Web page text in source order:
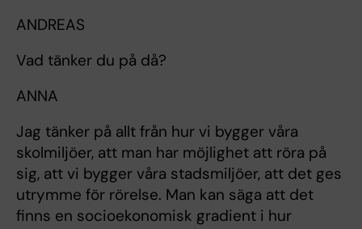
ANDREAS
Vad tänker du på då?
ANNA
Jag tänker på allt från hur vi bygger våra
skolmiljöer, att man har möjlighet att röra på
sig, att vi bygger våra stadsmiljöer, att det ges
utrymme för rörelse. Man kan säga att det
finns en socioekonomisk gradient i hur